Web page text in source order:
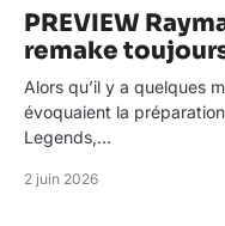
PREVIEW
remake
Alors qu’il y a quelques
évoquaient la
Legends,…
2 juin 2026